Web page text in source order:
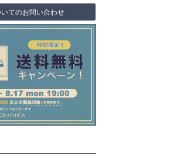
てのお問い合わせ